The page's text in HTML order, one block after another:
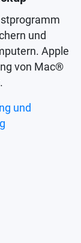
und
Apple
von Mac®
und